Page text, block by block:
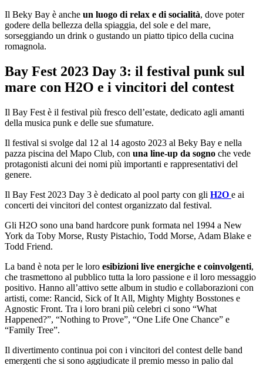
Il Beky Bay è anche un luogo di relax e di socialità, dove poter
godere della bellezza della spiaggia, del sole e del mare,
sorseggiando un drink o gustando un piatto tipico della cucina
romagnola.
Bay Fest 2023 Day 3: il festival punk sul
mare con H2O e i vincitori del contest
Il Bay Fest è il festival più fresco dell’estate, dedicato agli amanti
della musica punk e delle sue sfumature.
Il festival si svolge dal 12 al 14 agosto 2023 al Beky Bay e nella
pazza piscina del Mapo Club, con una line-up da sogno che vede
protagonisti alcuni dei nomi più importanti e rappresentativi del
genere.
Il Bay Fest 2023 Day 3 è dedicato al pool party con gli H2O e ai
concerti dei vincitori del contest organizzato dal festival.
Gli H2O sono una band hardcore punk formata nel 1994 a New
York da Toby Morse, Rusty Pistachio, Todd Morse, Adam Blake e
Todd Friend.
La band è nota per le loro esibizioni live energiche e coinvolgenti,
che trasmettono al pubblico tutta la loro passione e il loro messaggio
positivo. Hanno all’attivo sette album in studio e collaborazioni con
artisti, come: Rancid, Sick of It All, Mighty Mighty Bosstones e
Agnostic Front. Tra i loro brani più celebri ci sono “What
Happened?”, “Nothing to Prove”, “One Life One Chance” e
“Family Tree”.
Il divertimento continua poi con i vincitori del contest delle band
emergenti che si sono aggiudicate il premio messo in palio dal